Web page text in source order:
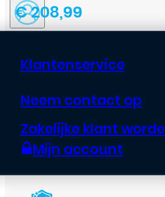
Klantenservice
Neem contact op
Zakelijke klant
Mijn account
€208,99
Origineel Service pack
Samsung
Uitverkocht